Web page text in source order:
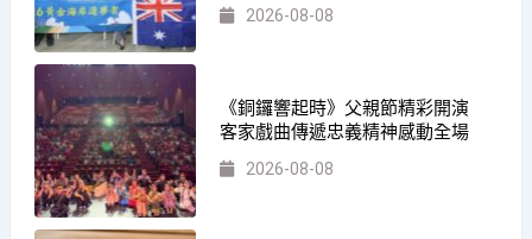
2026-08-08
《銅鑼響起時》父親節精彩開演
客家戲曲傳遞忠義精神感動全場
2026-08-08